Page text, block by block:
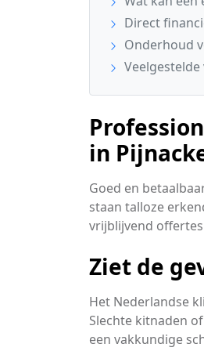
Direct
Onderhoud
Veelgestelde
in
Goed en
staan talloze
vrijblijvend
Ziet de
Het Nederlandse
Slechte kitnaden
een vakkundige